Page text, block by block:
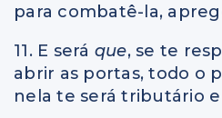
para combatê-la,
11. E será que, se te
abrir as portas, todo o
nela te será tributário